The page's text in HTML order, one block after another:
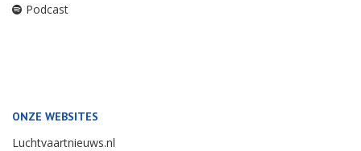
Podcast
ONZE WEBSITES
Luchtvaartnieuws.nl